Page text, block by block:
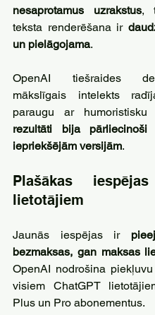
nesaprotamus uzrakstus,
teksta renderēšana ir
un pielāgojama.
OpenAI tiešraides
mākslīgais intelekts
rezultāti bija
iepriekšējām versijām.
Plašākas
lietotājiem
Jaunās iespējas ir
bezmaksas, gan maksas
OpenAI nodrošina
visiem ChatGPT
Plus un Pro abonementus.